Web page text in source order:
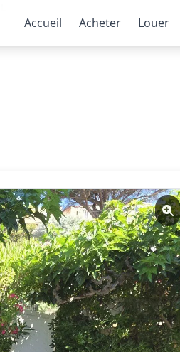
Accueil
Acheter Louer